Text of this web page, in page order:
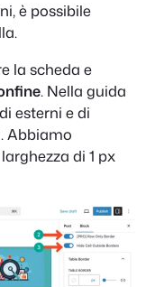
è possibile
la scheda e
. Nella guida
esterni e di
Abbiamo
di 1 px